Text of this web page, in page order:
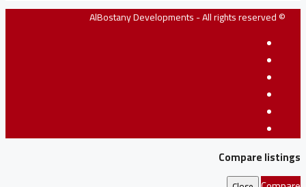
© AlBostany Developments - All rights reserved
Compare listings